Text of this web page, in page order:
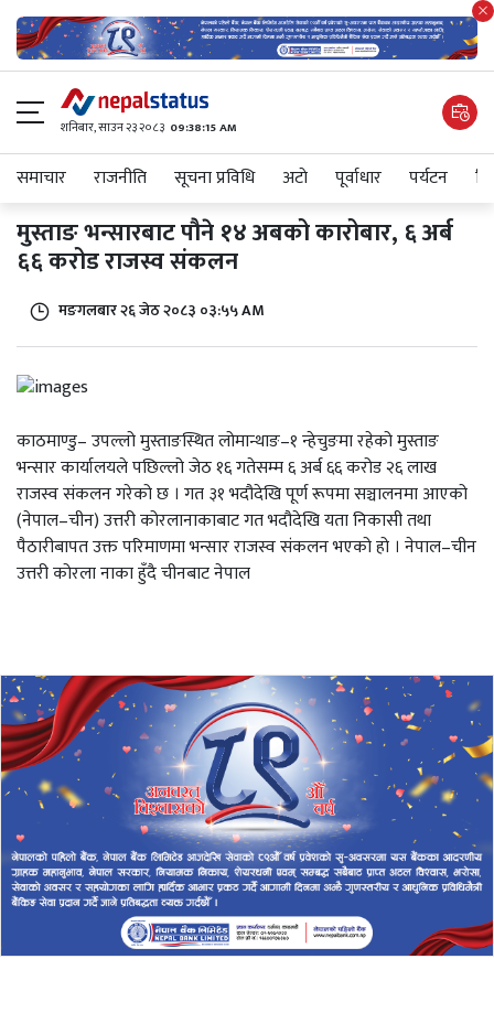
शनिबार, साउन २३ २०८३ 09:38:15 AM
समाचार राजनीति सूचना प्रविधि अटाे पूर्वाधार पर्यटन
मुस्ताङ भन्सारबाट पौने १४ अबको कारोबार, ६ अर्ब
६६ करोड राजस्व संकलन
मङगलबार २६ जेठ २०८३ ०३:५५ AM
काठमाण्डु– उपल्लो मुस्ताङस्थित लोमान्थाङ–१ न्हेचुङमा रहेको मुस्ताङ
भन्सार कार्यालयले पछिल्लो जेठ १६ गतेसम्म ६ अर्ब ६६ करोड २६ लाख
राजस्व संकलन गरेको छ । गत ३१ भदौदेखि पूर्ण रूपमा सञ्चालनमा आएको
(नेपाल–चीन) उत्तरी कोरलानाकाबाट गत भदौदेखि यता निकासी तथा
पैठारीबापत उक्त परिमाणमा भन्सार राजस्व संकलन भएको हो । नेपाल–चीन
उत्तरी कोरला नाका हुँदै चीनबाट नेपाल